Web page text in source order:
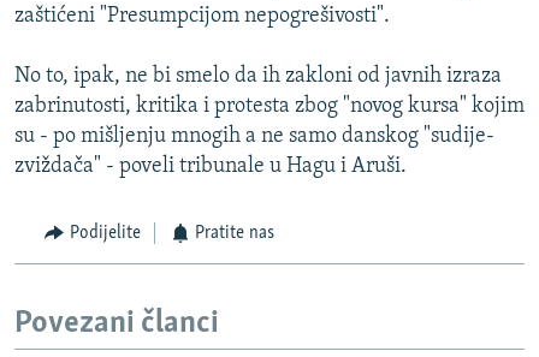
zaštićeni "Presumpcijom nepogrešivosti".
No to, ipak, ne bi smelo da ih zakloni od javnih izraza
zabrinutosti, kritika i protesta zbog "novog kursa" kojim
su - po mišljenju mnogih a ne samo danskog "sudije-
zviždača" - poveli tribunale u Hagu i Aruši.
Podijelite Pratite nas
Povezani članci